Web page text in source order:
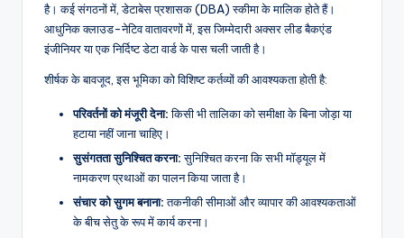
है। कई संगठनों में, डेटाबेस प्रशासक (DBA) स्कीमा के मालिक होते हैं।
आधुनिक क्लाउड-नेटिव वातावरणों में, इस जिम्मेदारी अक्सर लीड बैकएंड
इंजीनियर या एक निर्दिष्ट डेटा वार्ड के पास चली जाती है।
शीर्षक के बावजूद, इस भूमिका को विशिष्ट कर्तव्यों की आवश्यकता होती है:
परिवर्तनों को मंजूरी देना:किसी भी तालिका को समीक्षा के बिना जोड़ा या
हटाया नहीं जाना चाहिए।
सुसंगतता सुनिश्चित करना:सुनिश्चित करना कि सभी मॉड्यूल में
नामकरण प्रथाओं का पालन किया जाता है।
संचार को सुगम बनाना:तकनीकी सीमाओं और व्यापार की आवश्यकताओं
के बीच सेतु के रूप में कार्य करना।